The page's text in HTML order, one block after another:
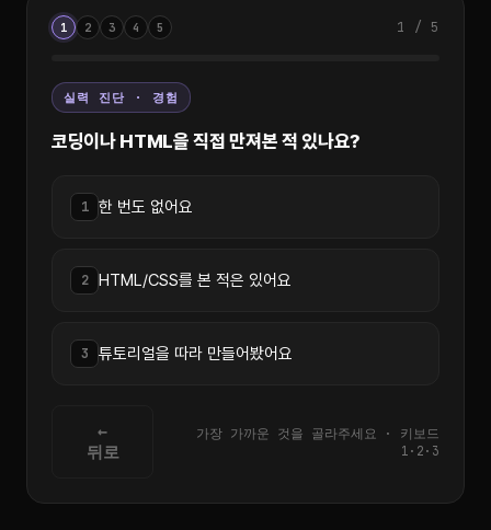
1 2 3 4 5 1 / 5
실력 진단 · 경험
코딩이나 HTML을 직접 만져본 적 있나요?
1 한 번도 없어요
2 HTML/CSS를 본 적은 있어요
3 튜토리얼을 따라 만들어봤어요
←
뒤로
가장 가까운 것을 골라주세요 · 키보드
1·2·3